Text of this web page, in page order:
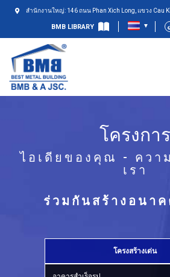
สำนักงานใหญ่: 146 ถนน Phan Xich Long, แขวง Cau
BMB LIBRARY
โครงการ
ไอเดียของคุณ - ควา
เรา
ร่วมกันสร้างอนา
โครงสร้างเด่น